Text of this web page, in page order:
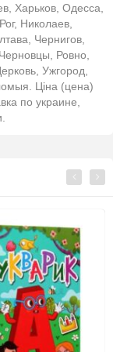
Харьков, Одесса,
Николаев,
Чернигов,
Ровно,
Ужгород,
Ціна (цена)
по украине,